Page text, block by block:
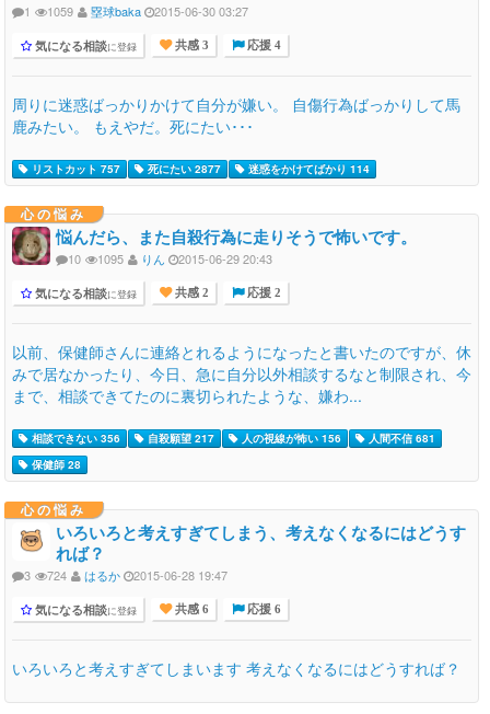
1 1059 塁球baka 2015-06-30 03:27
気になる相談に登録 共感 3 応援 4
周りに迷惑ばっかりかけて自分が嫌い。 自傷行為ばっかりして馬
鹿みたい。 もえやだ。死にたい･･･
リストカット 757 死にたい 2877 迷惑をかけてばかり 114
心の悩み
悩んだら、また自殺行為に走りそうで怖いです。
10 1095 りん 2015-06-29 20:43
気になる相談に登録 共感 2 応援 2
以前、保健師さんに連絡とれるようになったと書いたのですが、休
みで居なかったり、今日、急に自分以外相談するなと制限され、今
まで、相談できてたのに裏切られたような、嫌わ...
相談できない 356 自殺願望 217 人の視線が怖い 156
人間不信 681
保健師 28
心の悩み
いろいろと考えすぎてしまう、考えなくなるにはどうす
れば？
3 724 はるか 2015-06-28 19:47
気になる相談に登録 共感 6 応援 6
いろいろと考えすぎてしまいます 考えなくなるにはどうすれば？